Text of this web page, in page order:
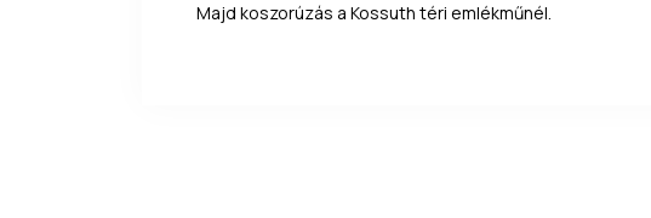
Majd koszorúzás a Kossuth téri emlékműnél.